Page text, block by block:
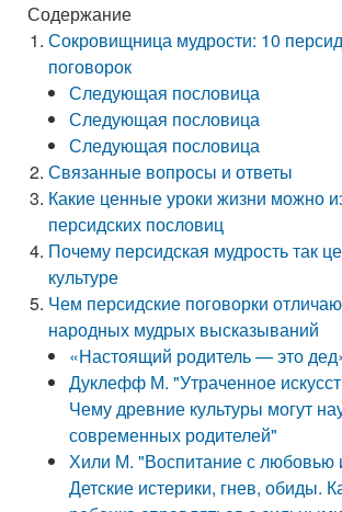
Содержание
Сокровищница мудрости: 10
поговорок
Следующая пословица
Следующая пословица
Следующая пословица
Связанные вопросы и ответы
Какие ценные уроки жизни можно
персидских пословиц
Почему персидская мудрость так
культуре
Чем персидские поговорки
народных мудрых высказываний
«Настоящий родитель — это
Дуклефф М. "Утраченное
Чему древние культуры могут
современных родителей"
Хили М. "Воспитание с любовью
Детские истерики, гнев, обиды.